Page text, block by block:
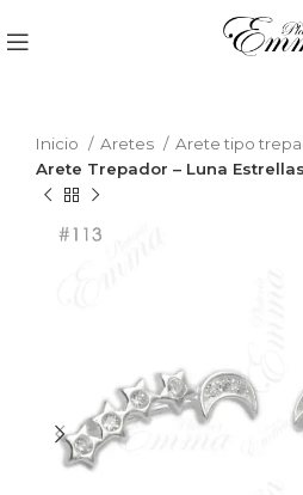
Inicio Aretes
Arete tipo
Arete Trepador – Luna